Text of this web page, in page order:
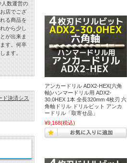
アンカードリル ADX2-HEX(六角
軸)ハンマードリル用 ADX2-
30.0HEX 1本 全長320mm 4枚刃 六
角軸ドリル ドリルビット アンカ
ードリル「取寄せ品」
¥9,168(税込)
人数運営の
店でござ
る商品を
から少し
が出来ま
す。何卒
ます。